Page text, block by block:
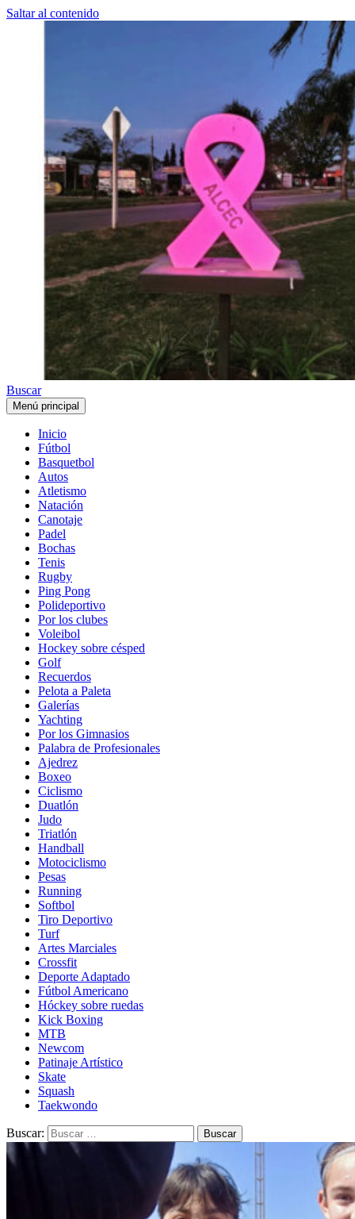
Saltar al contenido
Buscar
Menú principal
Inicio
Fútbol
Basquetbol
Autos
Atletismo
Natación
Canotaje
Padel
Bochas
Tenis
Rugby
Ping Pong
Polideportivo
Por los clubes
Voleibol
Hockey sobre césped
Golf
Recuerdos
Pelota a Paleta
Galerías
Yachting
Por los Gimnasios
Palabra de Profesionales
Ajedrez
Boxeo
Ciclismo
Duatlón
Judo
Triatlón
Handball
Motociclismo
Pesas
Running
Softbol
Tiro Deportivo
Turf
Artes Marciales
Crossfit
Deporte Adaptado
Fútbol Americano
Hóckey sobre ruedas
Kick Boxing
MTB
Newcom
Patinaje Artístico
Skate
Squash
Taekwondo
Buscar: